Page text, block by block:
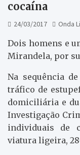
cocaína
24/03/2017 Onda
Dois homens e
Mirandela, por
Na sequência
tráfico de
domiciliária e
Investigação
individuais de
viatura ligeira,